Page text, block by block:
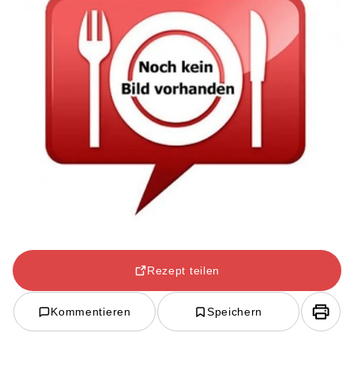
Rezept teilen
Kommentieren Speichern